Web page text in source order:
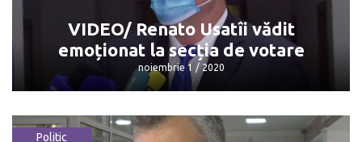
noiembrie 1 / 2020
VIDEO/ Renato Usatîi vădit
emoționat la secția de votare
noiembrie 1 / 2020
Politic